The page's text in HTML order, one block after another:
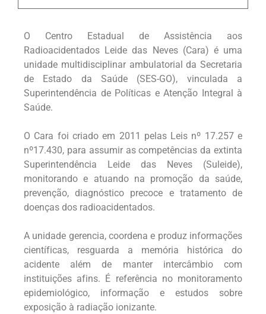
O Centro Estadual de Assistência aos
Radioacidentados Leide das Neves (Cara) é uma
unidade multidisciplinar ambulatorial da Secretaria
de Estado da Saúde (SES-GO), vinculada a
Superintendência de Políticas e Atenção Integral à
Saúde.
O Cara foi criado em 2011 pelas Leis nº 17.257 e
nº17.430, para assumir as competências da extinta
Superintendência Leide das Neves (Suleide),
monitorando e atuando na promoção da saúde,
prevenção, diagnóstico precoce e tratamento de
doenças dos radioacidentados.
A unidade gerencia, coordena e produz informações
científicas, resguarda a memória histórica do
acidente além de manter intercâmbio com
instituições afins. É referência no monitoramento
epidemiológico, informação e estudos sobre
exposição à radiação ionizante.